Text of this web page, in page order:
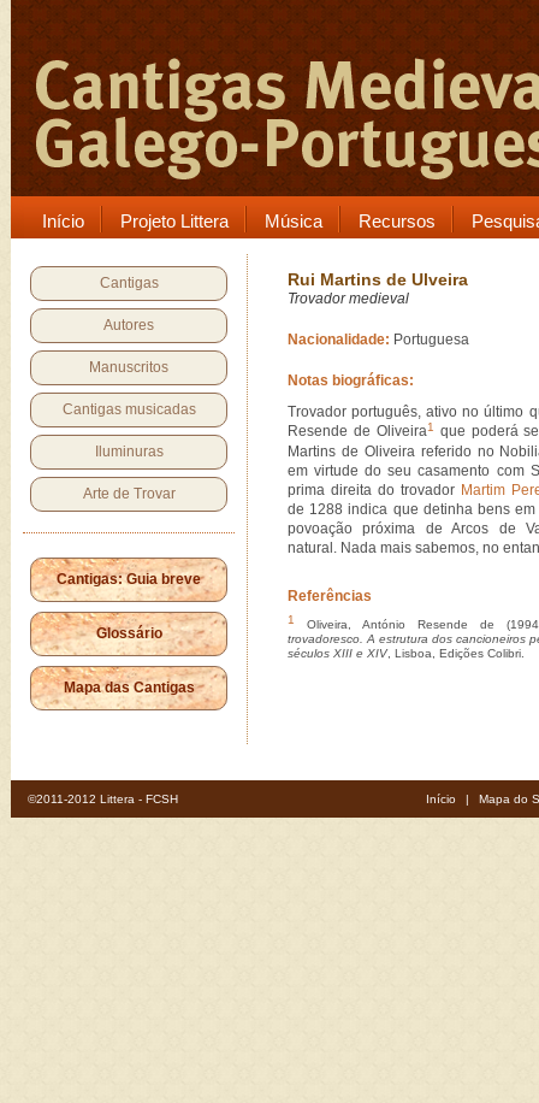
Início Projeto Littera Música Recursos
Cantigas
Autores
Manuscritos
Cantigas musicadas
Iluminuras
Arte de Trovar
Cantigas: Guia breve
Glossário
Mapa das Cantigas
Rui Martins de Ulveira
Trovador medieval
Nacionalidade: Portuguesa
Notas biográficas:
Trovador português, ativo no último
Resende de Oliveira1
que poderá
Martins de Oliveira referido no
em virtude do seu casamento com
prima direita do trovador Martim
de 1288 indica que detinha bens
povoação próxima de Arcos de
natural. Nada mais sabemos, no
Referências
1
Oliveira, António Resende de
trovadoresco. A estrutura dos cancioneiros
séculos XIII e XIV, Lisboa, Edições Colibri.
©2011-2012 Littera - FCSH Início | Mapa do